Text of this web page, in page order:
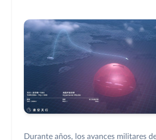
Durante años, los avances militares